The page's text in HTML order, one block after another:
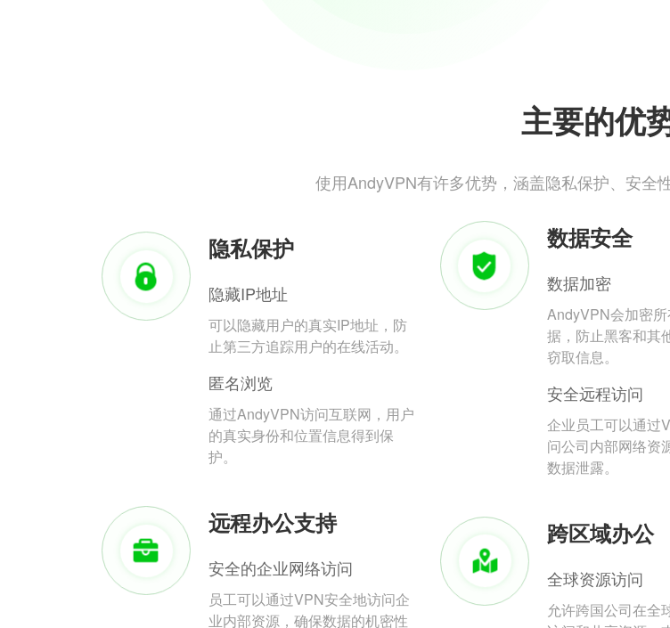
主要的优
使用AndyVPN有许多优势，涵盖隐私保护、安全
隐私保护
隐藏IP地址
可以隐藏用户的真实IP地址，防
止第三方追踪用户的在线活动。
匿名浏览
通过AndyVPN访问互联网，用户
的真实身份和位置信息得到保
护。
数据安全
数据加密
AndyVPN会加密
据，防止黑客和其
窃取信息。
安全远程访问
企业员工可以通过
问公司内部网络资
数据泄露。
远程办公支持
安全的企业网络访问
员工可以通过VPN安全地访问企
业内部资源，确保数据的机密性
跨区域办公
全球资源访问
允许跨国公司在全